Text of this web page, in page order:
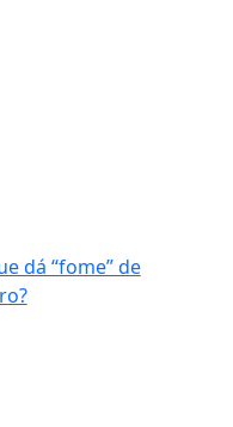
dá “fome” de